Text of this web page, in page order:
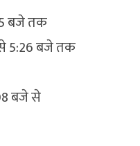
बजे तक
से 5:26 बजे तक
बजे से